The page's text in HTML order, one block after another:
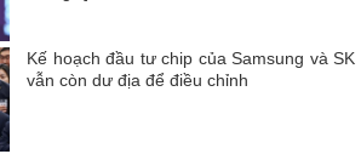
Kế hoạch đầu tư chip của Samsung và SK
vẫn còn dư địa để điều chỉnh